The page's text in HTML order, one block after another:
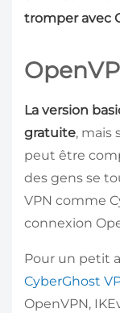
tromper avec
La version
gratuite, mais
peut être
des gens se
VPN comme
connexion
Pour un petit
CyberGhost
OpenVPN,